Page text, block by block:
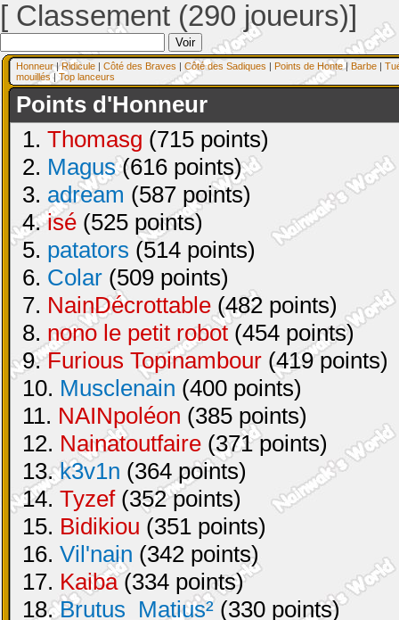
[ Classement (290 joueurs)]
Honneur|Ridicule | Côté des Braves | Côté des Sadiques | Points de Honte| Barbe |
mouillés| Top lanceurs
Points d'Honneur
1. Thomasg (715 points)
2. Magus(616 points)
3. adream (587 points)
4.isé (525 points)
5. patators (514 points)
6. Colar (509 points)
7. NainDécrottable (482 points)
8. nono le petit robot(454 points)
9.Furious Topinambour (419 points)
10. Musclenain (400 points)
11. NAINpoléon (385 points)
12. Nainatoutfaire (371 points)
13.k3v1n (364 points)
14. Tyzef(352 points)
15. Bidikiou (351 points)
16. Vil'nain (342 points)
17. Kaiba(334 points)
18.Brutus_Matius²(330 points)